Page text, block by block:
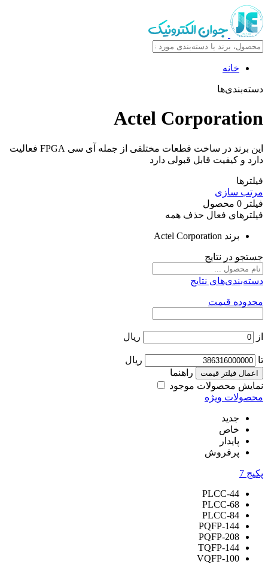
خانه
دسته‌بندی‌ها
Actel Corporation
این برند در ساخت قطعات مختلفی از جمله آی سی FPGA فعالیت
دارد و کیفیت قابل قبولی دارد
فیلترها
مرتب سازی
فیلتر 0 محصول
فیلترهای فعال حذف همه
برند Actel Corporation
جستجو در نتایج
دسته‌بندی‌های نتایج
محدوده قیمت
از ریال
تا ریال
اعمال فیلتر قیمت
راهنما
نمایش محصولات موجود
محصولات ویژه
جدید
خاص
پایدار
پرفروش
پکیج 7
PLCC-44
PLCC-68
PLCC-84
PQFP-144
PQFP-208
TQFP-144
VQFP-100